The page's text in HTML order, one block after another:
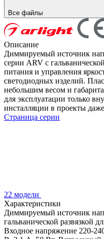
Все файлы
Описание
Диммируемый источник
серии ARV с
питания и управления
светодиодных изделий.
небольшим весом и
для эксплуатации только
инсталляции в проекты
Страница серии
22 модели
Характеристики
Диммируемый источник
гальванической развязкой
Входное напряжение 220-